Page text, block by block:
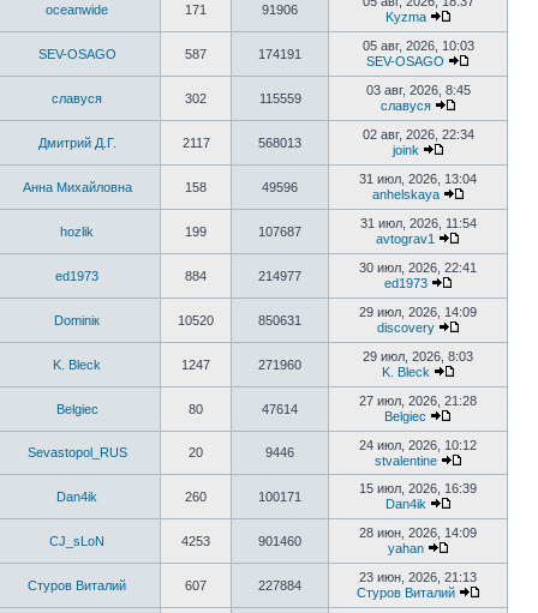
последнему
сообщению
oceanwide 171 91906
Kyzma
Перейти
к
последнему
SEV-OSAGO 587 174191
05 авг, 2026, 10:03
SEV-OSAGO
Перейти
к
славуся 302 115559
03 авг, 2026, 8:45
славуся
Перейти
к
Дмитрий Д.Г. 2117 568013
02 авг, 2026, 22:34
joink
Перейти
к
последнему
Анна Михайловна 158 49596
31 июл, 2026, 13:04
anhelskaya
Перейти
к
hozlik 199 107687
31 июл, 2026, 11:54
avtograv1
Перейти
к
ed1973 884 214977
30 июл, 2026, 22:41
ed1973
Перейти
к
последнему
Dominiк 10520 850631
29 июл, 2026, 14:09
discovery
Перейти
к
K. Bleck 1247 271960
29 июл, 2026, 8:03
K. Bleck
Перейти
к
Belgiec 80 47614
27 июл, 2026, 21:28
Belgiec
Перейти
к
последнему
сообщению
Sevastopol_RUS 20 9446
24 июл, 2026, 10:12
stvalentine
Перейти
к
сообщению
Dan4ik 260 100171
15 июл, 2026, 16:39
Dan4ik
Перейти
к
CJ_sLoN 4253 901460
28 июн, 2026, 14:09
yahan
Перейти
к
последнему
Стуров Виталий 607 227884
23 июн, 2026, 21:13
Стуров Виталий
Перейти